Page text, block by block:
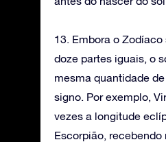
13. Embora o
doze partes iguais, o
mesma quantidade
signo. Por exemplo,
vezes a longitude
Escorpião, recebendo